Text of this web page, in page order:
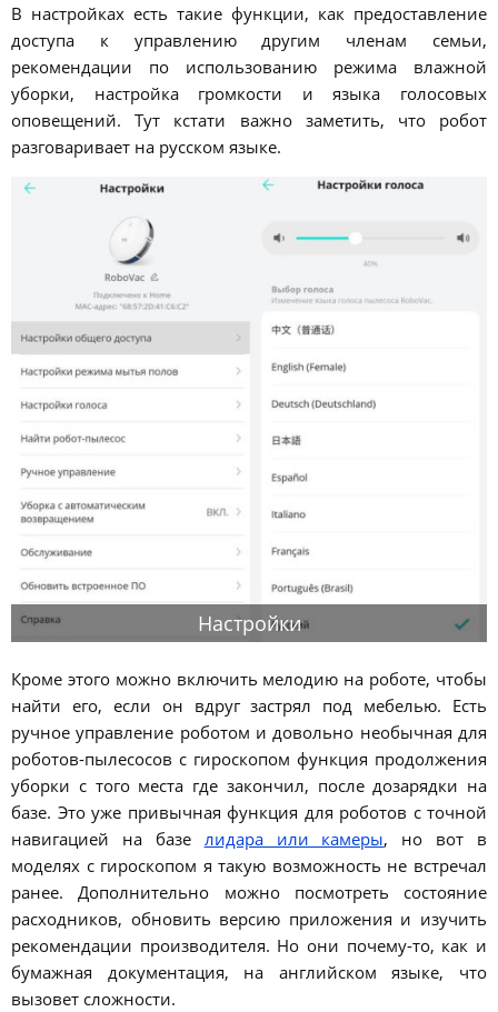
В настройках есть такие функции, как предоставление
доступа к управлению другим членам семьи,
рекомендации по использованию режима влажной
уборки, настройка громкости и языка голосовых
оповещений. Тут кстати важно заметить, что робот
разговаривает на русском языке.
Настройки
Кроме этого можно включить мелодию на роботе, чтобы
найти его, если он вдруг застрял под мебелью. Есть
ручное управление роботом и довольно необычная для
роботов-пылесосов с гироскопом функция продолжения
уборки с того места где закончил, после дозарядки на
базе. Это уже привычная функция для роботов с точной
навигацией на базе лидара или камеры, но вот в
моделях с гироскопом я такую возможность не встречал
ранее. Дополнительно можно посмотреть состояние
расходников, обновить версию приложения и изучить
рекомендации производителя. Но они почему-то, как и
бумажная документация, на английском языке, что
вызовет сложности.